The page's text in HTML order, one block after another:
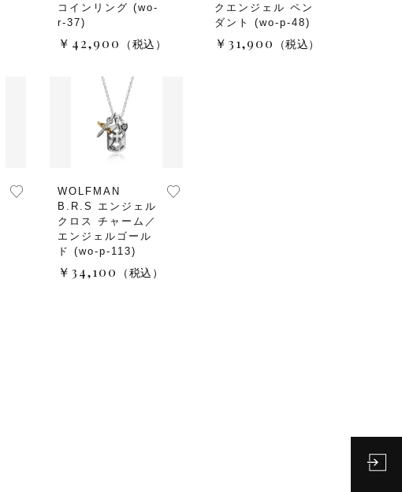
コインリング (wo-
r-37)
￥42,900 （税込）
クエンジェル ペン
ダント (wo-p-48)
￥31,900 （税込）
WOLFMAN
B.R.S エンジェル
クロス チャーム／
エンジェルゴール
ド (wo-p-113)
￥34,100 （税込）
在庫あり